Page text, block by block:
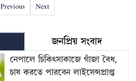
Previous Next
জনপ্রিয় সংবাদ
নেপালে চিকিৎসাকাজে গাঁজা বৈধ,
চাষ করতে পারবেন লাইসেন্সপ্রাপ্ত